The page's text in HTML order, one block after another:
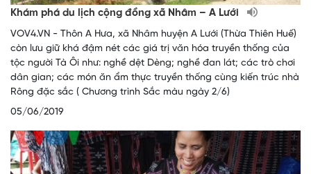
Khám phá du lịch cộng đồng xã Nhâm – A Lưới
VOV4.VN - Thôn A Hưa, xã Nhâm huyện A Lưới (Thừa Thiên Huế)
còn lưu giữ khá đậm nét các giá trị văn hóa truyền thống của
tộc người Tà Ôi như: nghề dệt Dèng; nghề đan lát; các trò chơi
dân gian; các món ăn ẩm thực truyền thống cùng kiến trúc nhà
Rông đặc sắc ( Chương trình Sắc màu ngày 2/6)
05/06/2019